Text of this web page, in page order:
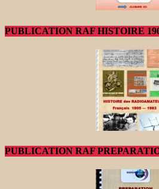
PUBLICATION RAF HISTOIRE
PUBLICATION RAF